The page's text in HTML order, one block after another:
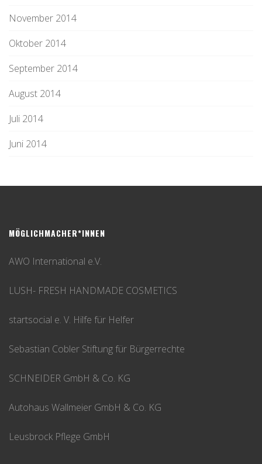
November 2014
Oktober 2014
September 2014
August 2014
Juli 2014
Juni 2014
MÖGLICHMACHER*INNEN
AWO International e.V.
LUSH- FRESH HANDMADE COSMETICS
startsocial e. V. Hilfe für Helfer
Sebastian Cobler Stiftung für Bürgerrechte
SCHNEIDER GmbH & Co. KG
Autohaus Wallmeier GmbH & Co. KG
Leusbrock Pflege GmbH